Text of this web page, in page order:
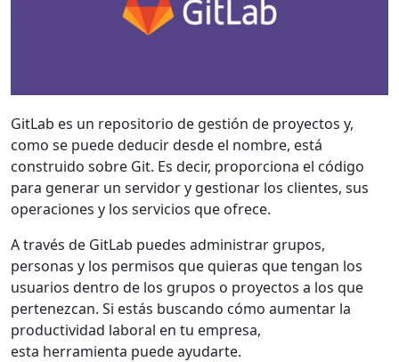
GitLab es un repositorio de gestión de proyectos y,
como se puede deducir desde el nombre, está
construido sobre Git. Es decir, proporciona el código
para generar un servidor y gestionar los clientes, sus
operaciones y los servicios que ofrece.
A través de GitLab puedes administrar grupos,
personas y los permisos que quieras que tengan los
usuarios dentro de los grupos o proyectos a los que
pertenezcan. Si estás buscando cómo aumentar la
productividad laboral en tu empresa,
esta herramienta puede ayudarte.